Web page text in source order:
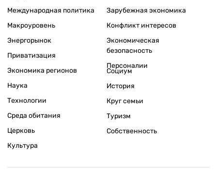
Международная политика
Макроуровень
Энергорынок
Приватизация
Экономика регионов
Зарубежная экономика
Конфликт интересов
Экономическая
безопасность
Персоналии
Наука
Технологии
Среда обитания
Церковь
Культура
Социум
История
Круг семьи
Туризм
Собственность